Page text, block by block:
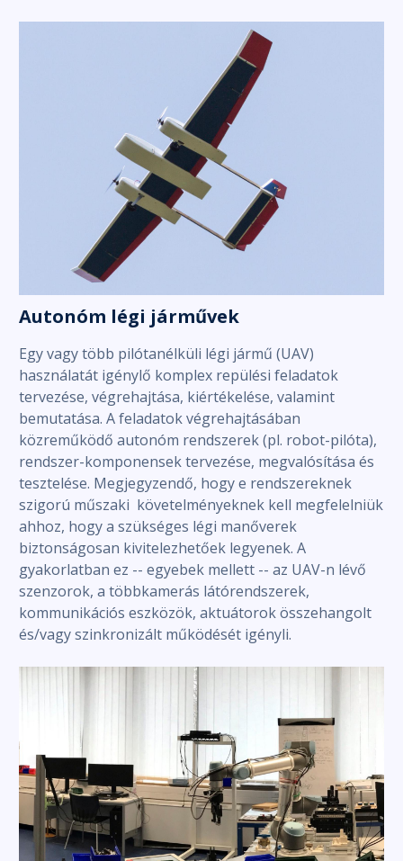
Autonóm légi járművek
Egy vagy több pilótanélküli légi jármű (UAV)
használatát igénylő komplex repülési feladatok
tervezése, végrehajtása, kiértékelése, valamint
bemutatása. A feladatok végrehajtásában
közreműködő autonóm rendszerek (pl. robot-pilóta),
rendszer-komponensek tervezése, megvalósítása és
tesztelése. Megjegyzendő, hogy e rendszereknek
szigorú műszaki követelményeknek kell megfelelniük
ahhoz, hogy a szükséges légi manőverek
biztonságosan kivitelezhetőek legyenek. A
gyakorlatban ez -- egyebek mellett -- az UAV-n lévő
szenzorok, a többkamerás látórendszerek,
kommunikációs eszközök, aktuátorok összehangolt
és/vagy szinkronizált működését igényli.